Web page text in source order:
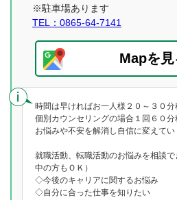
※駐車場あります
TEL：0865-64-7141
Mapを見
時間は早ければお一人様２０～３０分
個別カウンセリングの場合１回６０
お悩みや不安を解消し自信に変えてい
就職活動、転職活動のお悩みを相談
中の方もＯＫ）
◇今後のキャリアに関するお悩み
◇自分に合った仕事を知りたい